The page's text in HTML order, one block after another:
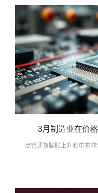
3月制造业在价
尽管通货膨胀上升和中东冲